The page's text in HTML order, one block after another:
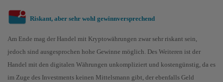
Riskant, aber sehr wohl gewinnversprechend
Am Ende mag der Handel mit Kryptowährungen zwar sehr riskant sein,
jedoch sind ausgesprochen hohe Gewinne möglich. Des Weiteren ist der
Handel mit den digitalen Währungen unkompliziert und kostengünstig, da es
im Zuge des Investments keinen Mittelsmann gibt, der ebenfalls Geld